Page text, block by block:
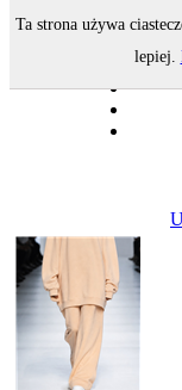
Ta strona używa
lepiej.